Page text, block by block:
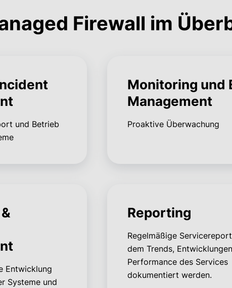
Firewall im
und Betrieb
Monitoring und
Management
Proaktive Überwachung
Entwicklung
Systeme und
Reporting
Regelmäßige
dem Trends,
Performance des Services
dokumentiert werden.